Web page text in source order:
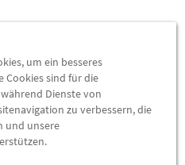
um ein besseres
Cookies sind für die
Dienste von
zu verbessern, die
und unsere